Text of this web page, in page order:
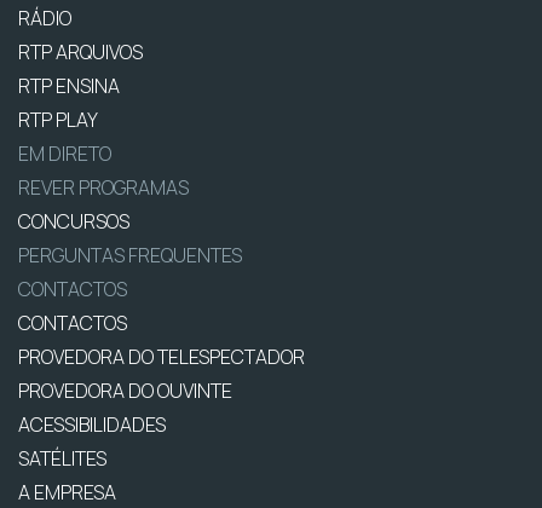
RÁDIO
RTP ARQUIVOS
RTP ENSINA
RTP PLAY
EM DIRETO
REVER PROGRAMAS
CONCURSOS
PERGUNTAS FREQUENTES
CONTACTOS
CONTACTOS
PROVEDORA DO TELESPECTADOR
PROVEDORA DO OUVINTE
ACESSIBILIDADES
SATÉLITES
A EMPRESA